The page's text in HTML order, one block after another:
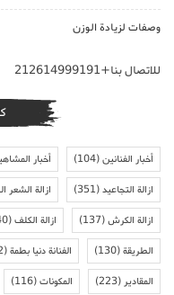
وصفات لزيادة الوزن
للاتصال بنا+212614999191
أخبار الفنانين(104) أخبار
ازالة التجاعيد(351) ازالة الشعر
ازالة الكرش(137) ازالة الكلف(140)
الطريقة(130) الفنانة دنيا بطمة(142)
المقادير(223) المكونات(116)